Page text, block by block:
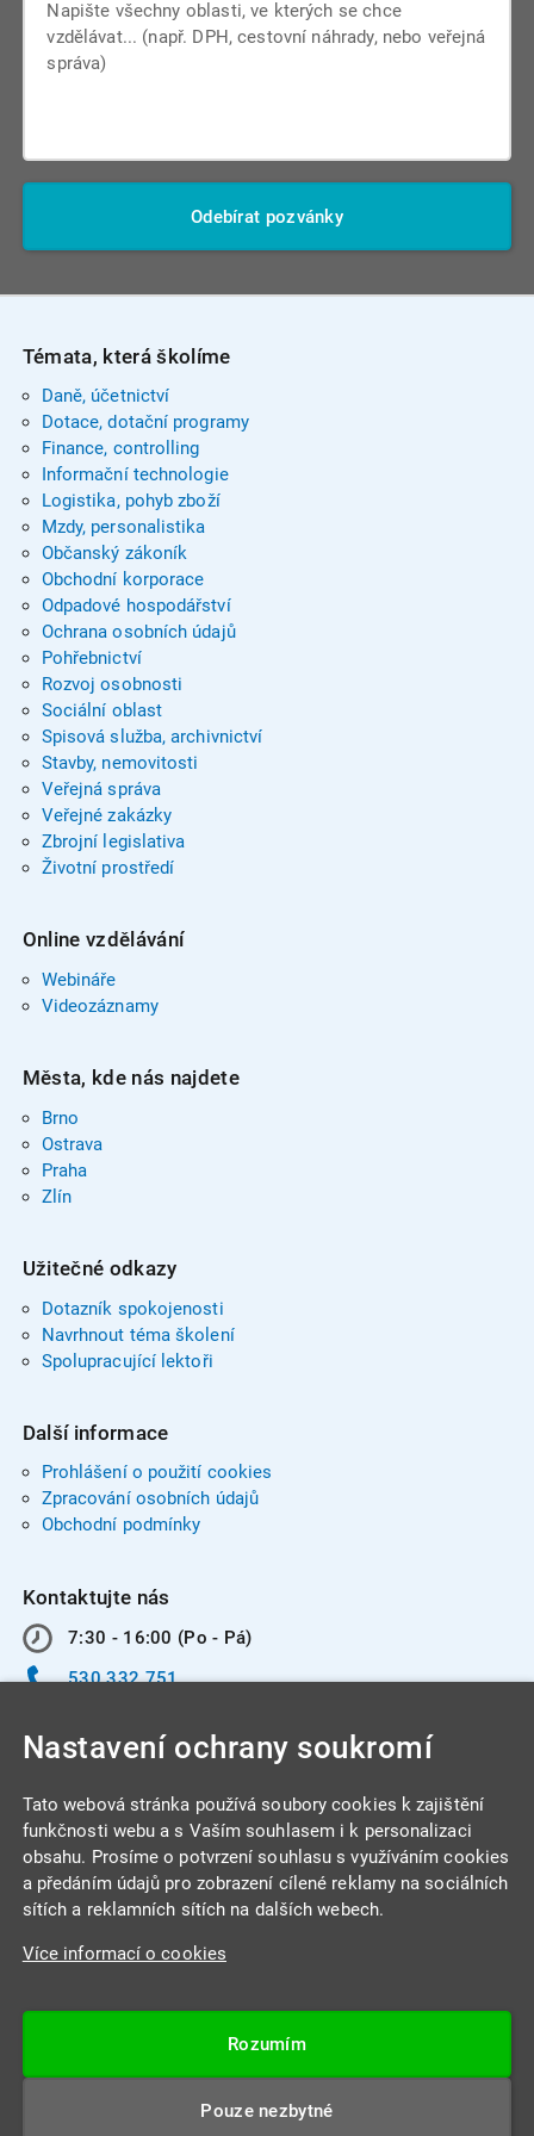
Odebírat pozvánky
Témata, která školíme
Daně, účetnictví
Dotace, dotační programy
Finance, controlling
Informační technologie
Logistika, pohyb zboží
Mzdy, personalistika
Občanský zákoník
Obchodní korporace
Odpadové hospodářství
Ochrana osobních údajů
Pohřebnictví
Rozvoj osobnosti
Sociální oblast
Spisová služba, archivnictví
Stavby, nemovitosti
Veřejná správa
Veřejné zakázky
Zbrojní legislativa
Životní prostředí
Online vzdělávání
Webináře
Videozáznamy
Města, kde nás najdete
Brno
Ostrava
Praha
Zlín
Užitečné odkazy
Dotazník spokojenosti
Navrhnout téma školení
Spolupracující lektoři
Další informace
Prohlášení o použití cookies
Zpracování osobních údajů
Obchodní podmínky
Kontaktujte nás
7:30 - 16:00 (Po - Pá)
530 332 751
INTEGRA CENTRUM s.r.o.
Jabloňová 662/7
Datová schránka: 4beca6d
Nastavení ochrany soukromí
Tato webová stránka používá soubory cookies k zajištění
funkčnosti webu a s Vaším souhlasem i k personalizaci
obsahu. Prosíme o potvrzení souhlasu s využíváním cookies
a předáním údajů pro zobrazení cílené reklamy na sociálních
sítích a reklamních sítích na dalších webech.
Více informací o cookies
Rozumím
Pouze nezbytné